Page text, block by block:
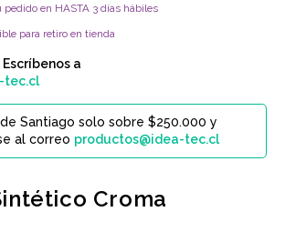
pedido en HASTA 3 días hábiles
para retiro en tienda
Escríbenos a
tec.cl
Santiago solo sobre $250.000 y
al correo productos@idea-tec.cl
Croma